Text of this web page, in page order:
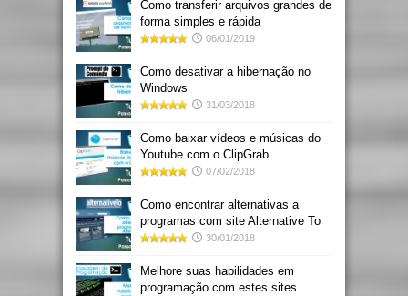
Como transferir arquivos grandes de
forma simples e rápida
06/01/2019
Como desativar a hibernação no
Windows
31/03/2018
Como baixar vídeos e músicas do
Youtube com o ClipGrab
07/02/2018
Como encontrar alternativas a
programas com site Alternative To
30/01/2018
Melhore suas habilidades em
programação com estes sites